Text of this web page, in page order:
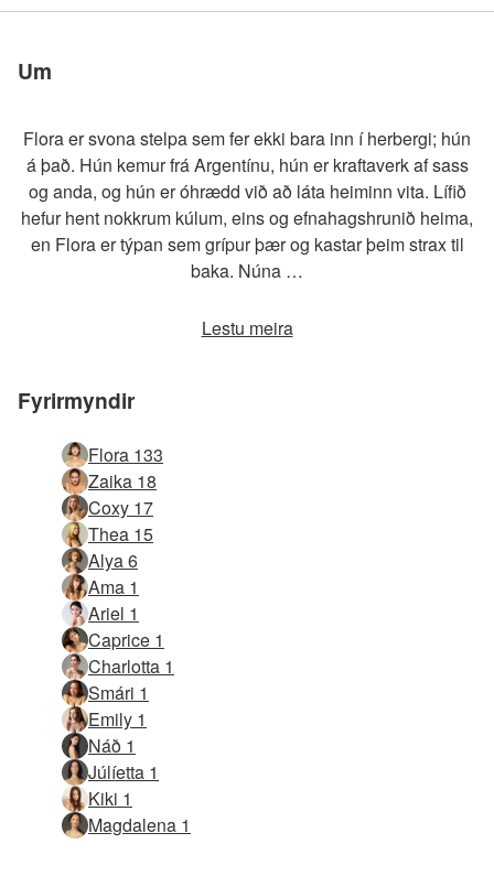
við okkur
við okkur
við okkur
við okkur
við okkur
við okkur
Um
Flora er svona stelpa sem fer ekki bara inn í herbergi; hún
á það. Hún kemur frá Argentínu, hún er kraftaverk af sass
og anda, og hún er óhrædd við að láta heiminn vita. Lífið
hefur hent nokkrum kúlum, eins og efnahagshrunið heima,
en Flora er týpan sem grípur þær og kastar þeim strax til
baka. Núna …
Lestu meira
Fyrirmyndir
Flora 133
Zaika 18
Coxy 17
Thea 15
Alya 6
Ama 1
Ariel 1
Caprice 1
Charlotta 1
Smári 1
Emily 1
Náð 1
Júlíetta 1
Kiki 1
Magdalena 1